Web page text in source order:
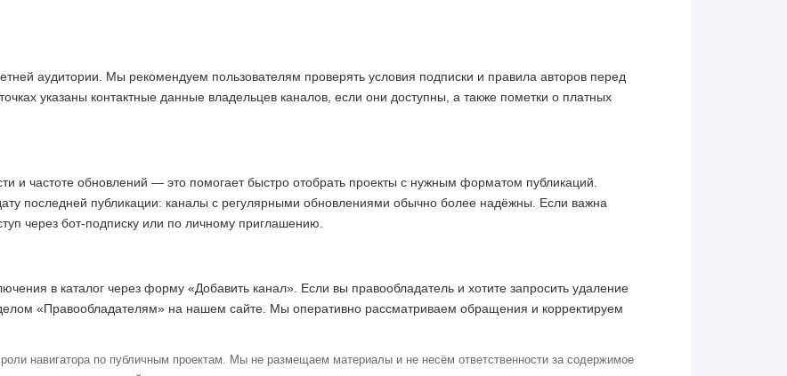
аудитории. Мы рекомендуем пользователям проверять условия подписки и правила авторов перед
указаны контактные данные владельцев каналов, если они доступны, а также пометки о платных
и частоте обновлений — это помогает быстро отобрать проекты с нужным форматом публикаций.
последней публикации: каналы с регулярными обновлениями обычно более надёжны. Если важна
через бот-подписку или по личному приглашению.
в каталог через форму «Добавить канал». Если вы правообладатель и хотите запросить удаление
«Правообладателям» на нашем сайте. Мы оперативно рассматриваем обращения и корректируем
навигатора по публичным проектам. Мы не размещаем материалы и не несём ответственности за содержимое